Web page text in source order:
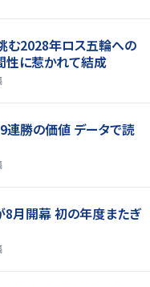
む2028年ロス五輪への
性に惹かれて結成
連勝の価値 データで読
8月開幕 初の年度またぎ